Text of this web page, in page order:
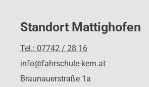
Standort Mattighofen
Tel.: 07742 / 28 16
info@fahrschule-kern.at
Braunauerstraße 1a